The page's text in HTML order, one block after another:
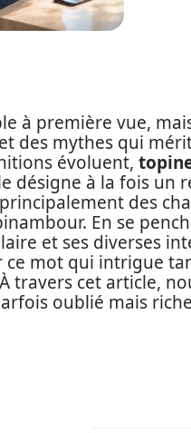
à première vue,
des mythes qui
évoluent,
désigne à la fois
des
En se
et ses diverses
ce mot qui intrigue
travers cet article,
oublié mais